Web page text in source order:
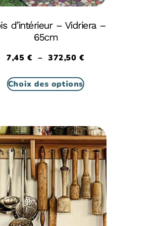
d’intérieur – Vidriera –
65cm
7,45€ – 372,50€
Choix des options